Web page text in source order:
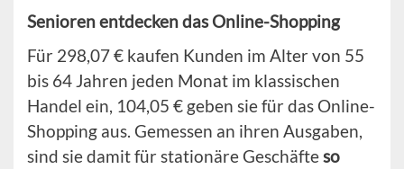
Senioren entdecken das Online-Shopping
Für 298,07 € kaufen Kunden im Alter von 55
bis 64 Jahren jeden Monat im klassischen
Handel ein, 104,05 € geben sie für das Online-
Shopping aus. Gemessen an ihren Ausgaben,
sind sie damit für stationäre Geschäfteso